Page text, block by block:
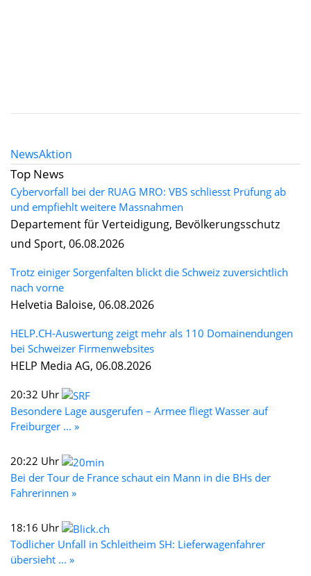
NewsAktion
Top News
Cybervorfall bei der RUAG MRO: VBS schliesst Prüfung ab
und empfiehlt weitere Massnahmen
Departement für Verteidigung, Bevölkerungsschutz
und Sport, 06.08.2026
Trotz einiger Sorgenfalten blickt die Schweiz zuversichtlich
nach vorne
Helvetia Baloise, 06.08.2026
HELP.CH-Auswertung zeigt mehr als 110 Domainendungen
bei Schweizer Firmenwebsites
HELP Media AG, 06.08.2026
20:32 Uhr
Besondere Lage ausgerufen – Armee fliegt Wasser auf
Freiburger ... »
20:22 Uhr
Bei der Tour de France schaut ein Mann in die BHs der
Fahrerinnen »
18:16 Uhr
Tödlicher Unfall in Schleitheim SH: Lieferwagenfahrer
übersieht ... »